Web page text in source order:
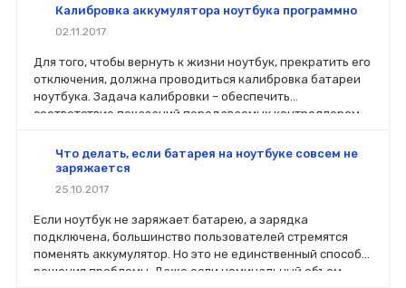
Калибровка аккумулятора ноутбука программно
02.11.2017
Для того, чтобы вернуть к жизни ноутбук, прекратить его
отключения, должна проводиться калибровка батареи
ноутбука. Задача калибровки – обеспечить
соответствие показаний передаваемых контроллером,
Что делать, если батарея на ноутбуке совсем не
заряжается
25.10.2017
Если ноутбук не заряжает батарею, а зарядка
подключена, большинство пользователей стремятся
поменять аккумулятор. Но это не единственный способ
решения проблемы. Даже если номинальный объем